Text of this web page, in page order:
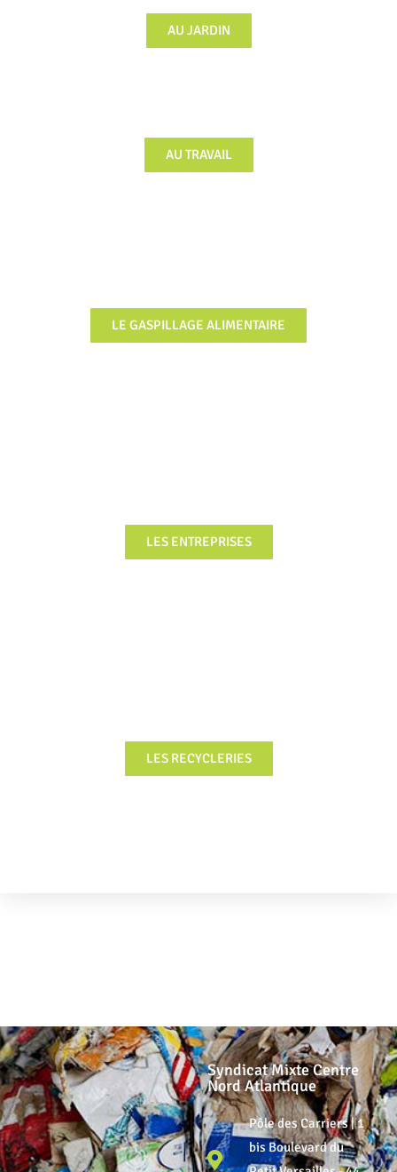
AU JARDIN
AU TRAVAIL
LE GASPILLAGE ALIMENTAIRE
LES ENTREPRISES
LES RECYCLERIES
Syndicat Mixte Centre
Nord Atlantique
Pôle des Carriers | 1
bis Boulevard du